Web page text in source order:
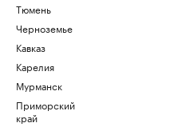
Тюмень
Черноземье
Кавказ
Карелия
Мурманск
Приморский
край